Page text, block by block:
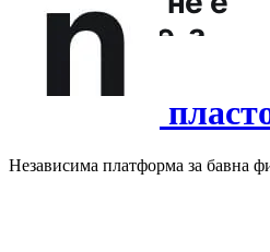
Независима платформа за бавна